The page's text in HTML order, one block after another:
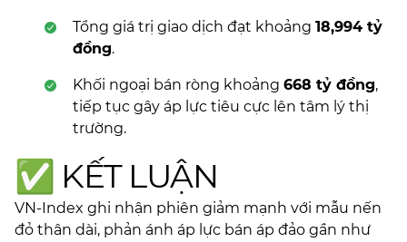
Tổng giá trị giao dịch đạt khoảng 18,994 tỷ
đồng.
Khối ngoại bán ròng khoảng 668 tỷ đồng,
tiếp tục gây áp lực tiêu cực lên tâm lý thị
trường.
✅ KẾT LUẬN
VN-Index ghi nhận phiên giảm mạnh với mẫu nến
đỏ thân dài, phản ánh áp lực bán áp đảo gần như